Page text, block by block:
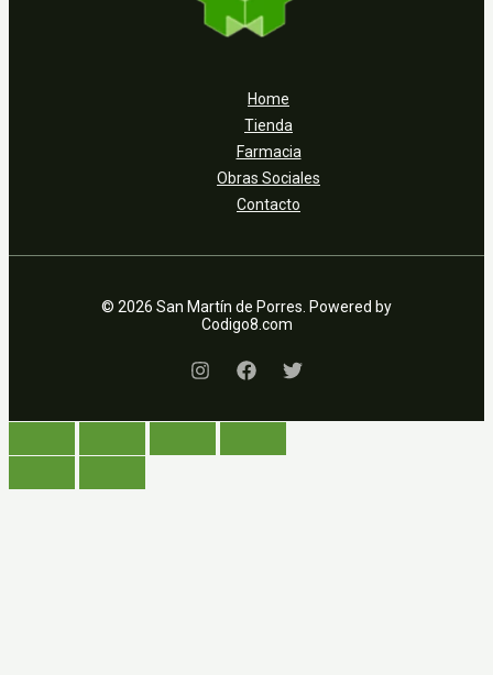
Home
Tienda
Farmacia
Obras Sociales
Contacto
© 2026 San Martín de Porres. Powered by
Codigo8.com